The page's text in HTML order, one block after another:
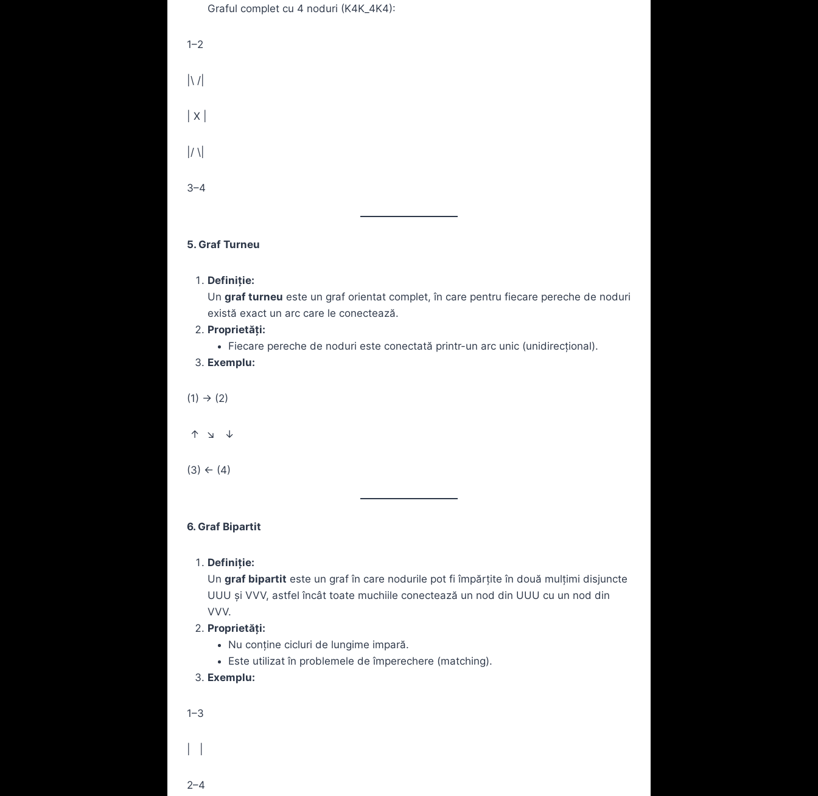
Graful complet cu 4 noduri (K4K_4K4​):
1–2
|\ /|
| X |
|/ \|
3–4
5. Graf Turneu
Definiție:
Un graf turneu este un graf orientat complet, în care pentru fiecare pereche de noduri
există exact un arc care le conectează.
Proprietăți:
Fiecare pereche de noduri este conectată printr-un arc unic (unidirecțional).
Exemplu:
(1) → (2)
↑ ↘ ↓
(3) ← (4)
6. Graf Bipartit
Definiție:
Un graf bipartit este un graf în care nodurile pot fi împărțite în două mulțimi disjuncte
UUU și VVV, astfel încât toate muchiile conectează un nod din UUU cu un nod din
VVV.
Proprietăți:
Nu conține cicluri de lungime impară.
Este utilizat în problemele de împerechere (matching).
Exemplu:
1–3
2–4